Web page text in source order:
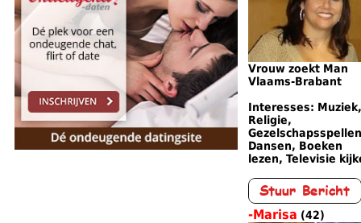
Vrouw zoekt Man
Vlaams-Brabant
Interesses: Muziek,
Religie,
Dansen, Boeken
lezen, Televisie
-Marisa (42)